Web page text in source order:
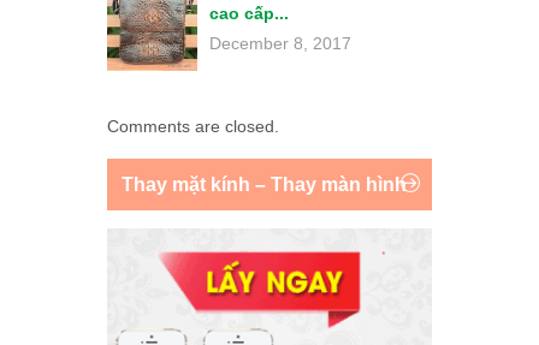
cao cấp...
December 8, 2017
Comments are closed.
Thay mặt kính – Thay màn hình